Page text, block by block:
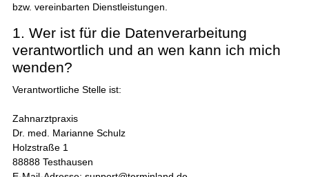
bzw. vereinbarten Dienstleistungen.
1. Wer ist für die Datenverarbeitung
verantwortlich und an wen kann ich mich
wenden?
Verantwortliche Stelle ist:
Zahnarztpraxis
Dr. med. Marianne Schulz
Holzstraße 1
88888 Testhausen